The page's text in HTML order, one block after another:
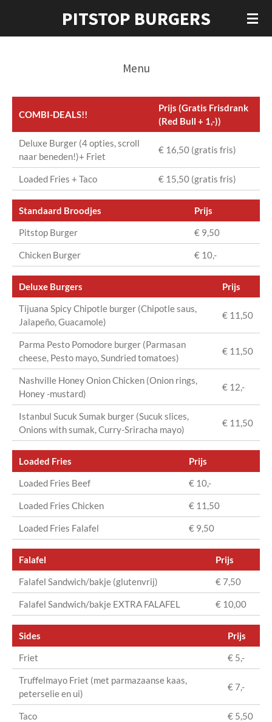
PITSTOP BURGERS
Menu
COMBI-DEALS!!
Prijs (Gratis Frisdrank
(Red Bull + 1,-))
Deluxe Burger (4 opties, scroll
naar beneden!)+ Friet
€ 16,50 (gratis fris)
Loaded Fries + Taco € 15,50 (gratis fris)
Standaard Broodjes
Prijs
Pitstop Burger
€ 9,50
Chicken Burger € 10,-
Deluxe Burgers
Prijs
Tijuana Spicy Chipotle burger (Chipotle saus,
Jalapeño, Guacamole)
€ 11,50
Parma Pesto Pomodore burger (Parmasan
cheese, Pesto mayo, Sundried tomatoes)
€ 11,50
Nashville Honey Onion Chicken (Onion rings,
Honey -mustard)
€ 12,-
Istanbul Sucuk Sumak burger (Sucuk slices,
Onions with sumak, Curry-Sriracha mayo)
€ 11,50
Loaded Fries
Prijs
Loaded Fries Beef
€ 10,-
Loaded Fries Chicken € 11,50
Loaded Fries Falafel € 9,50
Falafel
Prijs
Falafel Sandwich/bakje (glutenvrij)
€ 7,50
Falafel Sandwich/bakje EXTRA FALAFEL € 10,00
Sides
Prijs
Friet
€ 5,-
Truffelmayo Friet (met parmazaanse kaas,
peterselie en ui)
€ 7,-
Taco € 5,50